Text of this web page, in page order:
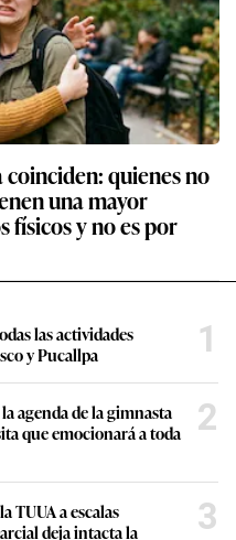
quienes no
una mayor
físicos y no es por
las actividades
y Pucallpa
1
agenda de la gimnasta
que emocionará a toda
2
TUUA a escalas
deja intacta la
3